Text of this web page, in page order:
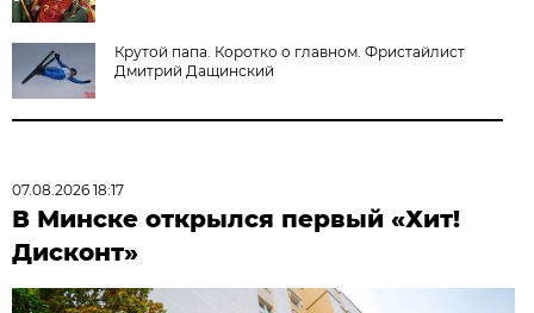
Крутой папа. Коротко о главном. Фристайлист
Дмитрий Дащинский
07.08.2026 18:17
В Минске открылся первый «Хит!
Дисконт»